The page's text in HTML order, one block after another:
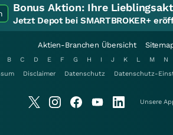
Bonus Aktion: Ihre
Jetzt Depot bei SMARTBROKER+
Aktien-Branchen Übersicht
B C D E F G H I J K L M N
Disclaimer Datenschutz Datenschutz-
Unsere